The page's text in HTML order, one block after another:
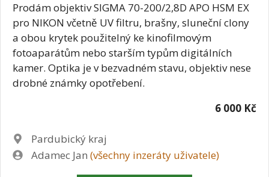
Prodám objektiv SIGMA 70-200/2,8D APO HSM EX
pro NIKON včetně UV filtru, brašny, sluneční clony
a obou krytek použitelný ke kinofilmovým
fotoaparátům nebo starším typům digitálních
kamer. Optika je v bezvadném stavu, objektiv nese
drobné známky opotřebení.
6 000 Kč
Lokalita
Pardubický kraj
Zadavatel
Adamec Jan (všechny inzeráty uživatele)